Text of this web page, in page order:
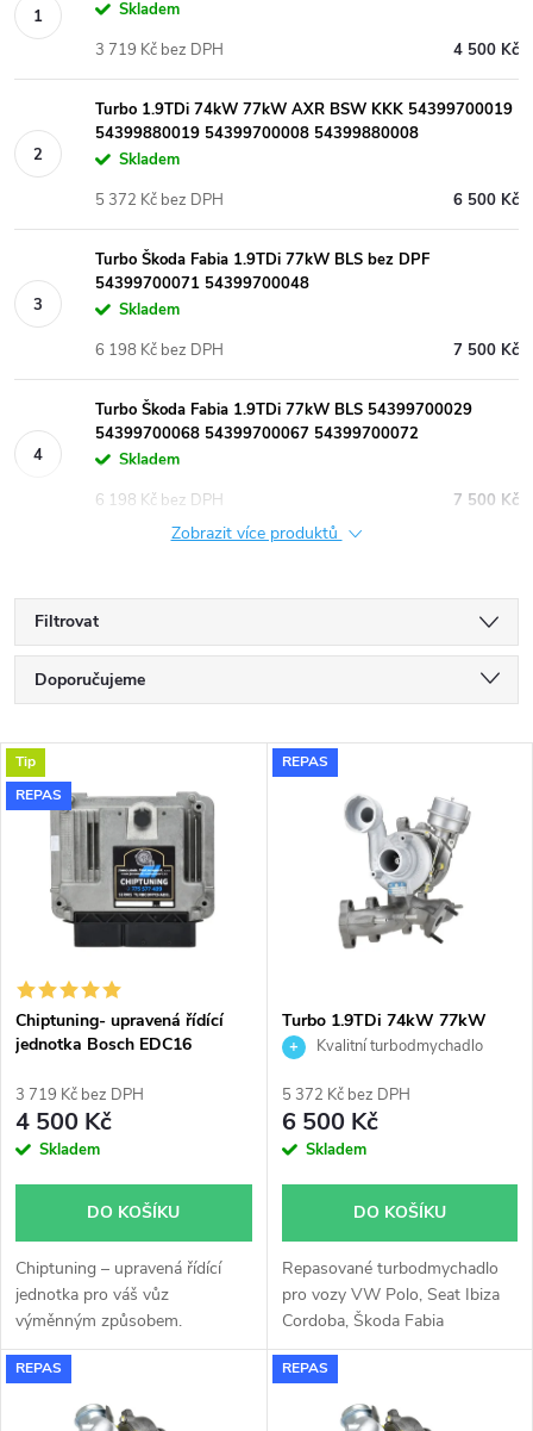
Skladem
4 500 Kč
3 719 Kč bez DPH
Turbo 1.9TDi 74kW 77kW AXR BSW KKK 54399700019
54399880019 54399700008 54399880008
Skladem
6 500 Kč
5 372 Kč bez DPH
Turbo Škoda Fabia 1.9TDi 77kW BLS bez DPF
54399700071 54399700048
Skladem
7 500 Kč
6 198 Kč bez DPH
Turbo Škoda Fabia 1.9TDi 77kW BLS 54399700029
54399700068 54399700067 54399700072
Skladem
7 500 Kč
6 198 Kč bez DPH
Zobrazit více produktů
Filtrovat
Ř
a
z
í
p
r
o
u
k
t
Doporučujeme
Nejdražší
Nejprodávanější
Abecedně
V
ý
s
p
r
o
d
u
k
Tip
REPAS
Chiptuning- upravená řídící
jednotka Bosch EDC16
3 719 Kč bez DPH
4 500 Kč
Skladem
DO KOŠÍKU
Chiptuning – upravená řídící
jednotka pro váš vůz
výměnným způsobem.
REPAS
Turbo 1.9TDi 74kW 77kW
AXR BSW KKK 54399700019
54399880008
Kvalitní turbodmychadlo
5 372 Kč bez DPH
6 500 Kč
Skladem
DO KOŠÍKU
Repasované turbodmychadlo
pro vozy VW Polo, Seat Ibiza
Cordoba, Škoda Fabia
Roomster 1.9TDi 74kW 77kW.
REPAS REPAS